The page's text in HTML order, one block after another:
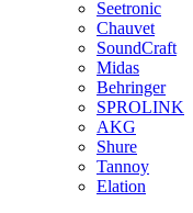
Seetronic
Chauvet
SoundCraft
Midas
Behringer
SPROLINK
AKG
Shure
Tannoy
Elation